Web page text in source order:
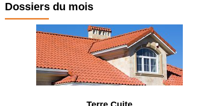
Dossiers du mois